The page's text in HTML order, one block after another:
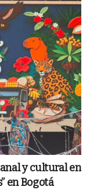
y cultural en
en Bogotá